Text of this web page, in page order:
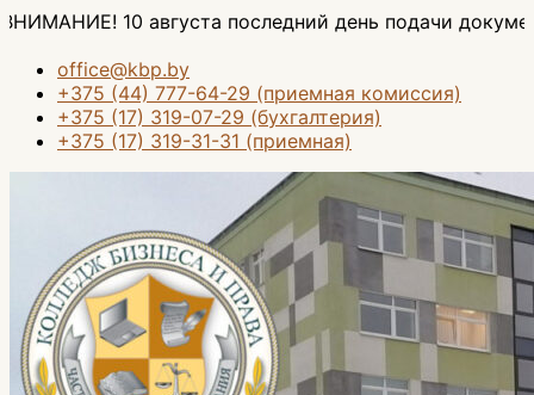
Перейти
содержимому
последний день подачи документов на
office@kbp.by
+375 (44) 777-64-29 (приемная комиссия)
+375 (17) 319-07-29 (бухгалтерия)
+375 (17) 319-31-31 (приемная)